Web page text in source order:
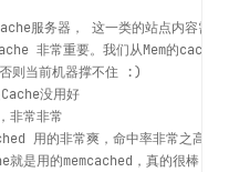
服务器， 这一类的站点内容需
非常重要。我们从Mem的cache
则当前机器撑不住 :)
没用好
非常非常
用的非常爽，命中率非常之高
是用的memcached，真的很棒